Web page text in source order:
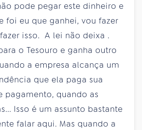
pode pegar este dinheiro e
foi eu que ganhei, vou fazer
isso. A lei não deixa .
o Tesouro e ganha outro
a empresa alcança um
que ela paga sua
pagamento, quando as
Isso é um assunto bastante
falar aqui. Mas quando a